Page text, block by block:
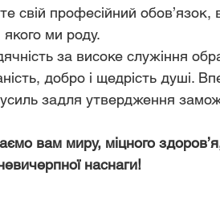
свій професійний
ми роду.
за високе служіння
добро і щедрість душі.
задля утвердження
вам миру, міцного
наснаги!